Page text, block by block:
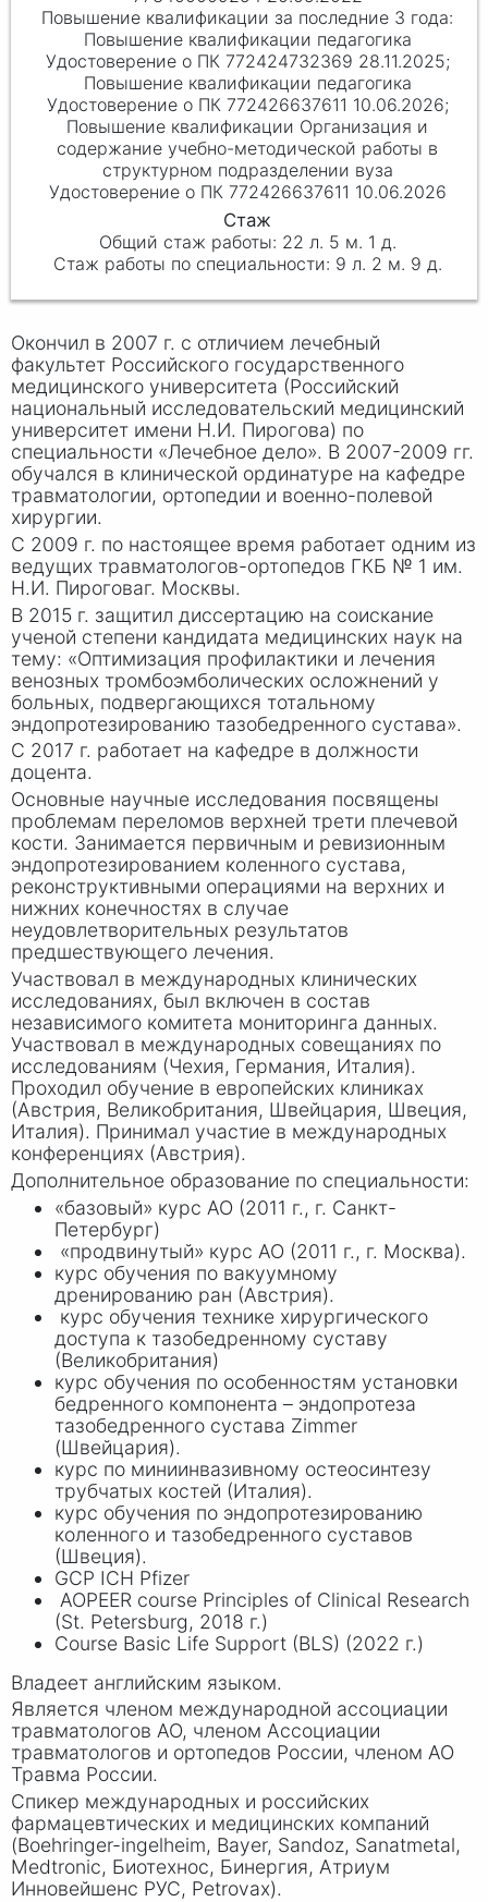
Повышение квалификации педагогика
Удостоверение о ПК 772424732369 28.11.2025;
Повышение квалификации педагогика
Удостоверение о ПК 772426637611 10.06.2026;
Повышение квалификации Организация и
содержание учебно-методической работы в
структурном подразделении вуза
Удостоверение о ПК 772426637611 10.06.2026
22 л. 5 м. 1 д.
9 л. 2 м. 9 д.
Окончил в 2007 г. с отличием лечебный
факультет Российского государственного
медицинского университета (Российский
национальный исследовательский медицинский
университет имени Н.И. Пирогова) по
специальности «Лечебное дело». В 2007-2009 гг.
обучался в клинической ординатуре на кафедре
травматологии, ортопедии и военно-полевой
хирургии.
С 2009 г. по настоящее время работает одним из
ведущих травматологов-ортопедов ГКБ № 1 им.
Н.И. Пироговаг. Москвы.
В 2015 г. защитил диссертацию на соискание
ученой степени кандидата медицинских наук на
тему: «Оптимизация профилактики и лечения
венозных тромбоэмболических осложнений у
больных, подвергающихся тотальному
эндопротезированию тазобедренного сустава».
С 2017 г. работает на кафедре в должности
доцента.
Основные научные исследования посвящены
проблемам переломов верхней трети плечевой
кости. Занимается первичным и ревизионным
эндопротезированием коленного сустава,
реконструктивными операциями на верхних и
нижних конечностях в случае
неудовлетворительных результатов
предшествующего лечения.
Участвовал в международных клинических
исследованиях, был включен в состав
независимого комитета мониторинга данных.
Участвовал в международных совещаниях по
исследованиям (Чехия, Германия, Италия).
Проходил обучение в европейских клиниках
(Австрия, Великобритания, Швейцария, Швеция,
Италия). Принимал участие в международных
конференциях (Австрия).
Дополнительное образование по специальности:
«базовый» курс АО (2011 г., г. Санкт-
Петербург)
«продвинутый» курс АО (2011 г., г. Москва).
курс обучения по вакуумному
дренированию ран (Австрия).
курс обучения технике хирургического
доступа к тазобедренному суставу
(Великобритания)
курс обучения по особенностям установки
бедренного компонента – эндопротеза
тазобедренного сустава Zimmer
(Швейцария).
курс по миниинвазивному остеосинтезу
трубчатых костей (Италия).
курс обучения по эндопротезированию
коленного и тазобедренного суставов
(Швеция).
GCP ICH Pfizer
AOPEER course Principles of Clinical Research
(St. Petersburg, 2018 г.)
Course Basic Life Support (BLS) (2022 г.)
Владеет английским языком.
Является членом международной ассоциации
травматологов АО, членом Ассоциации
травматологов и ортопедов России, членом АО
Травма России.
Спикер международных и российских
фармацевтических и медицинских компаний
(Boehringer-ingelheim, Bayer, Sandoz, Sanatmetal,
Medtronic, Биотехнос, Бинергия, Атриум
Инновейшенс РУС, Petrovax).